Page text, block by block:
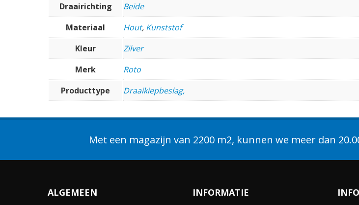
Draairichting
Beide
Materiaal
Hout, Kunststof
Kleur
Zilver
Merk
Roto
Producttype
Draaikiepbeslag,
Met een magazijn van 2200 m2, kunnen we meer dan
ALGEMEEN INFORMATIE